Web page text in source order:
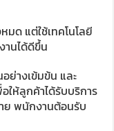
มด แต่ใช้เทคโนโลยี
านได้ดีขึ้น
ย่างเข้มข้น และ
ให้ลูกค้าได้รับบริการ
ย พนักงานต้อนรับ